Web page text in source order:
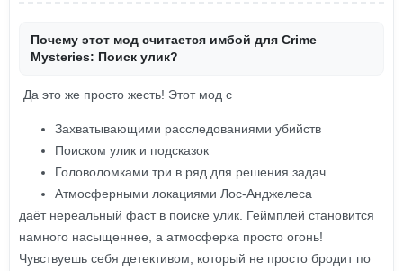
Почему этот мод считается имбой для Crime
Mysteries: Поиск улик?
Да это же просто жесть! Этот мод с
Захватывающими расследованиями убийств
Поиском улик и подсказок
Головоломками три в ряд для решения задач
Атмосферными локациями Лос-Анджелеса
даёт нереальный фаст в поиске улик. Геймплей становится
намного насыщеннее, а атмосферка просто огонь!
Чувствуешь себя детективом, который не просто бродит по